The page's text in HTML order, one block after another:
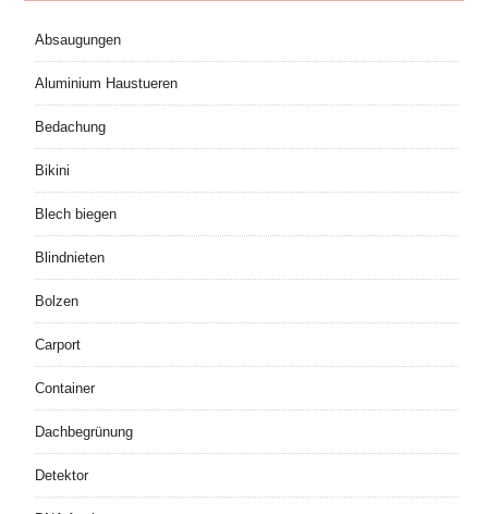
Absaugungen
Aluminium Haustueren
Bedachung
Bikini
Blech biegen
Blindnieten
Bolzen
Carport
Container
Dachbegrünung
Detektor